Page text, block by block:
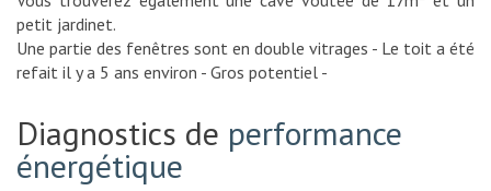
petit jardinet.
Une partie des fenêtres sont en double vitrages - Le toit a été
refait il y a 5 ans environ - Gros potentiel -
Diagnostics de performance
énergétique